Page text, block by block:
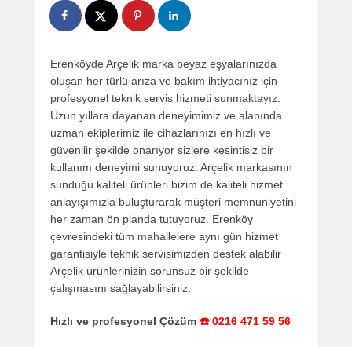
Erenköyde Arçelik marka beyaz eşyalarınızda
oluşan her türlü arıza ve bakım ihtiyacınız için
profesyonel teknik servis hizmeti sunmaktayız.
Uzun yıllara dayanan deneyimimiz ve alanında
uzman ekiplerimiz ile cihazlarınızı en hızlı ve
güvenilir şekilde onarıyor sizlere kesintisiz bir
kullanım deneyimi sunuyoruz. Arçelik markasının
sunduğu kaliteli ürünleri bizim de kaliteli hizmet
anlayışımızla buluşturarak müşteri memnuniyetini
her zaman ön planda tutuyoruz. Erenköy
çevresindeki tüm mahallelere aynı gün hizmet
garantisiyle teknik servisimizden destek alabilir
Arçelik ürünlerinizin sorunsuz bir şekilde
çalışmasını sağlayabilirsiniz.
Hızlı ve profesyonel Çözüm ☎️ 0216 471 59 56